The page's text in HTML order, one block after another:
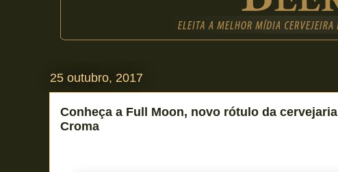
25 outubro, 2017
Conheça a Full Moon, novo rótulo da cervejaria
Croma